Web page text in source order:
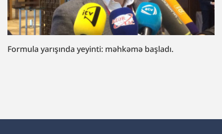
“Fazil Mustafaya sui-qəsd işi”ndə müttəhim: